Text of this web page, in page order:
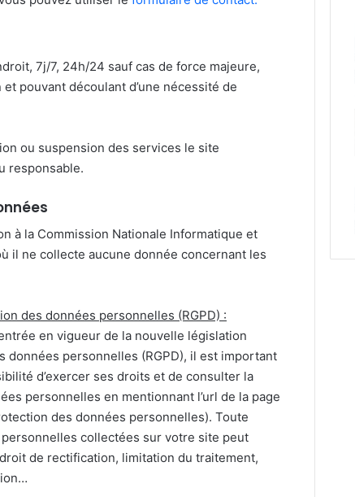
7j/7, 24h/24 sauf cas de force majeure,
pouvant découlant d’une nécessité de
ou suspension des services le site
responsable.
à la Commission Nationale Informatique et
il ne collecte aucune donnée concernant les
des données personnelles (RGPD) :
en vigueur de la nouvelle législation
données personnelles (RGPD), il est important
d’exercer ses droits et de consulter la
personnelles en mentionnant l’url de la page
des données personnelles). Toute
collectées sur votre site peut
de rectification, limitation du traitement,